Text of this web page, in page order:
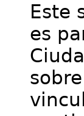
Este
es